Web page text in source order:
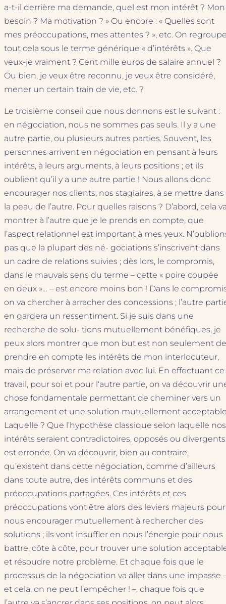
a-t-il derrière ma demande, quel est mon intérêt ? Mon
besoin ? Ma motivation ? » Ou encore : « Quelles sont
mes préoccupations, mes attentes ? », etc. On
tout cela sous le terme générique « d’intérêts ». Que
veux-je vraiment ? Cent mille euros de salaire annuel ?
Ou bien, je veux être reconnu, je veux être considéré,
mener un certain train de vie, etc. ?
Le troisième conseil que nous donnons est le suivant :
en négociation, nous ne sommes pas seuls. Il y a une
autre partie, ou plusieurs autres parties. Souvent, les
personnes arrivent en négociation en pensant à leurs
intérêts, à leurs arguments, à leurs positions ; et ils
oublient qu’il y a une autre partie ! Nous allons donc
encourager nos clients, nos stagiaires, à se mettre dans
la peau de l’autre. Pour quelles raisons ? D’abord, cela
montrer à l’autre que je le prends en compte, que
l’aspect relationnel est important à mes yeux.
pas que la plupart des né- gociations s’inscrivent dans
un cadre de relations suivies ; dès lors, le compromis,
dans le mauvais sens du terme – cette « poire coupée
en deux »… – est encore moins bon ! Dans le
on va chercher à arracher des concessions ; l’autre
en gardera un ressentiment. Si je suis dans une
recherche de solu- tions mutuellement bénéfiques, je
peux alors montrer que mon but est non seulement de
prendre en compte les intérêts de mon interlocuteur,
mais de préserver ma relation avec lui. En effectuant ce
travail, pour soi et pour l‘autre partie, on va découvrir
chose fondamentale permettant de cheminer vers un
arrangement et une solution mutuellement
Laquelle ? Que l’hypothèse classique selon laquelle nos
intérêts seraient contradictoires, opposés ou
est erronée. On va découvrir, bien au contraire,
qu’existent dans cette négociation, comme d’ailleurs
dans toute autre, des intérêts communs et des
préoccupations partagées. Ces intérêts et ces
préoccupations vont être alors des leviers majeurs pour
nous encourager mutuellement à rechercher des
solutions ; ils vont insuffler en nous l’énergie pour nous
battre, côte à côte, pour trouver une solution
et résoudre notre problème. Et chaque fois que le
processus de la négociation va aller dans une impasse
et cela, on ne peut l’empêcher ! –, chaque fois que